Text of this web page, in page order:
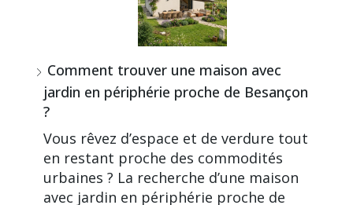
Comment trouver une maison avec
jardin en périphérie proche de Besançon
?
Vous rêvez d’espace et de verdure tout
en restant proche des commodités
urbaines ? La recherche d’une maison
avec jardin en périphérie proche de